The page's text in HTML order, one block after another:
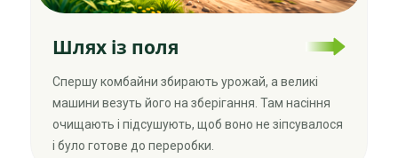
Шлях із поля
Спершу комбайни збирають урожай, а великі
машини везуть його на зберігання. Там насіння
очищають і підсушують, щоб воно не зіпсувалося
і було готове до переробки.